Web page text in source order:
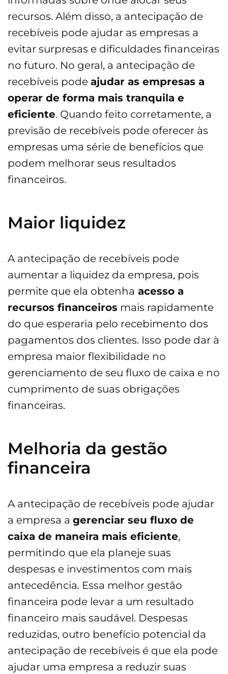
recursos. Além disso, a antecipação de
recebíveis pode ajudar as empresas a
evitar surpresas e dificuldades financeiras
no futuro. No geral, a antecipação de
recebíveis pode ajudar as empresas a
operar de forma mais tranquila e
eficiente. Quando feito corretamente, a
previsão de recebíveis pode oferecer às
empresas uma série de benefícios que
podem melhorar seus resultados
financeiros.
Maior liquidez
A antecipação de recebíveis pode
aumentar a liquidez da empresa, pois
permite que ela obtenha acesso a
recursos financeiros mais rapidamente
do que esperaria pelo recebimento dos
pagamentos dos clientes. Isso pode dar à
empresa maior flexibilidade no
gerenciamento de seu fluxo de caixa e no
cumprimento de suas obrigações
financeiras.
Melhoria da gestão
financeira
A antecipação de recebíveis pode ajudar
a empresa a gerenciar seu fluxo de
caixa de maneira mais eficiente,
permitindo que ela planeje suas
despesas e investimentos com mais
antecedência. Essa melhor gestão
financeira pode levar a um resultado
financeiro mais saudável. Despesas
reduzidas, outro benefício potencial da
antecipação de recebíveis é que ela pode
ajudar uma empresa a reduzir suas